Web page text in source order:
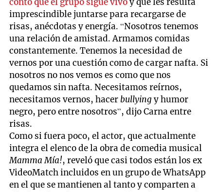
imprescindible juntarse para recargarse de
risas, anécdotas y energía. “Nosotros tenemos
una relación de amistad. Armamos comidas
constantemente. Tenemos la necesidad de
vernos por una cuestión como de cargar nafta. Si
nosotros no nos vemos es como que nos
quedamos sin nafta. Necesitamos reírnos,
necesitamos vernos, hacer bullying y humor
negro, pero entre nosotros”, dijo Carna entre
risas.
Como si fuera poco, el actor, que actualmente
integra el elenco de la obra de comedia musical
Mamma Mía!, reveló que casi todos están los ex
VideoMatch incluidos en un grupo de WhatsApp
en el que se mantienen al tanto y comparten a